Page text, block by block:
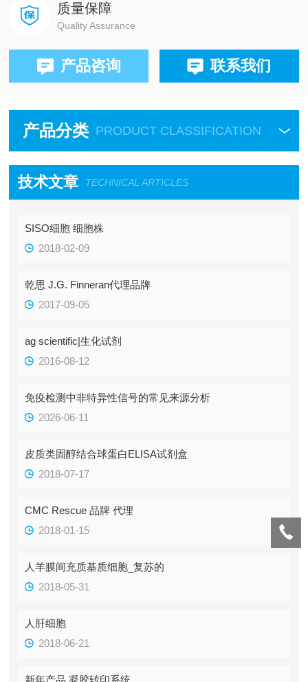
质量保障
Quality Assurance
产品咨询 联系我们
产品分类 PRODUCT CLASSIFICATION
技术文章 TECHNICAL ARTICLES
SISO细胞 细胞株
2018-02-09
乾思 J.G. Finneran代理品牌
2017-09-05
ag scientific|生化试剂
2016-08-12
免疫检测中非特异性信号的常见来源分析
2026-06-11
皮质类固醇结合球蛋白ELISA试剂盒
2018-07-17
CMC Rescue 品牌 代理
2018-01-15
人羊膜间充质基质细胞_复苏的
2018-05-31
人肝细胞
2018-06-21
新年产品 凝胶转印系统